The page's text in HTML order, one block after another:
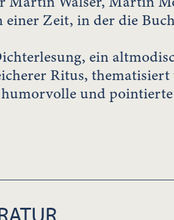
Zeit, in der die
ein
Ritus,
und pointierte